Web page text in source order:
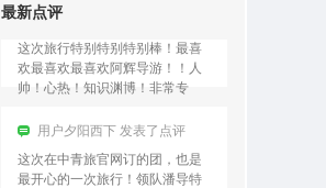
最新点评
晚，真的太划算了！！…
用户云淡风轻 发表了点评
这次旅行特别特别特别棒！最喜
欢最喜欢最喜欢阿辉导游！！人
帅！心热！知识渊博！非常专
最最最最棒的导游！希望后来来
用户夕阳西下 发表了点评
这次在中青旅官网订的团，也是
最开心的一次旅行！领队潘导特